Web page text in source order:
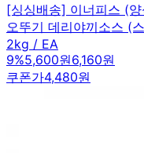
[싱싱배송] 이너피스 (
오뚜기 데리야끼소스 (
2kg / EA
9%5,600원6,160원
쿠폰가4,480원